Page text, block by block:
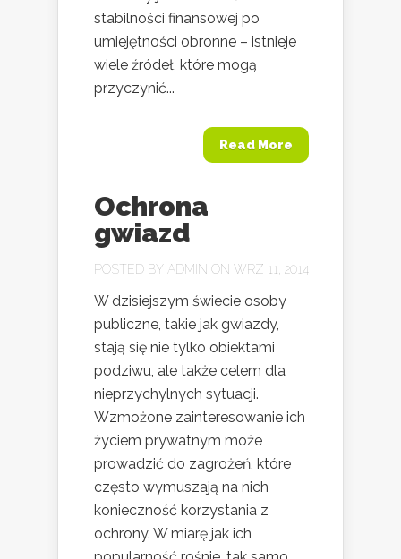
stabilności finansowej po
umiejętności obronne – istnieje
wiele źródeł, które mogą
przyczynić...
Read More
Ochrona
gwiazd
POSTED BY ADMIN ON WRZ 11, 2014
W dzisiejszym świecie osoby
publiczne, takie jak gwiazdy,
stają się nie tylko obiektami
podziwu, ale także celem dla
nieprzychylnych sytuacji.
Wzmożone zainteresowanie ich
życiem prywatnym może
prowadzić do zagrożeń, które
często wymuszają na nich
konieczność korzystania z
ochrony. W miarę jak ich